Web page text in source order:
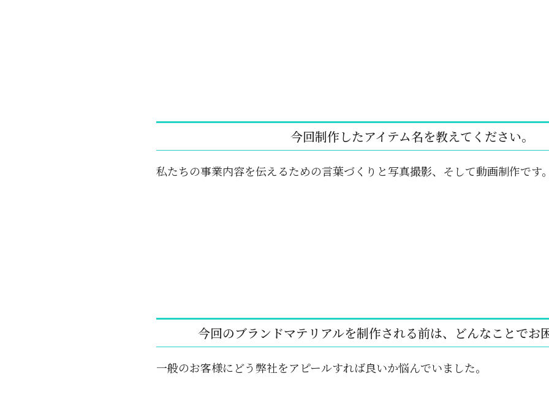
今回制作したアイテム名を教えてください。
私たちの事業内容を伝えるための言葉づくりと写真撮影、そして動画制作です。
今回のブランドマテリアルを制作される前は、どんなことでお
一般のお客様にどう弊社をアピールすれば良いか悩んでいました。